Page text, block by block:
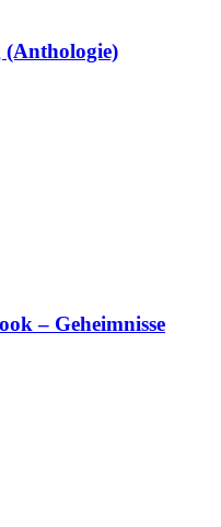
(Anthologie)
– Geheimnisse